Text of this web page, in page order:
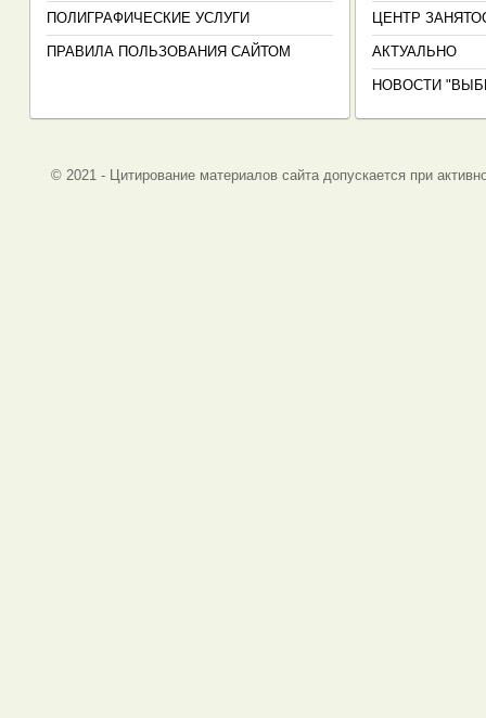
ПОЛИГРАФИЧЕСКИЕ УСЛУГИ
ПРАВИЛА ПОЛЬЗОВАНИЯ САЙТОМ
ЦЕНТР
АКТУАЛЬНО
НОВОСТИ
© 2021 - Цитирование материалов сайта допускается при